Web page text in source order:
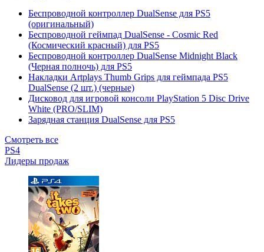
Беспроводной контроллер DualSense для PS5
(оригинальный)
Беспроводной геймпад DualSense - Cosmic Red
(Космический красный) для PS5
Беспроводной контроллер DualSense Midnight Black
(Черная полночь) для PS5
Накладки Artplays Thumb Grips для геймпада PS5
DualSense (2 шт.) (черные)
Дисковод для игровой консоли PlayStation 5 Disc Drive
White (PRO/SLIM)
Зарядная станция DualSense для PS5
Смотреть все
PS4
Лидеры продаж